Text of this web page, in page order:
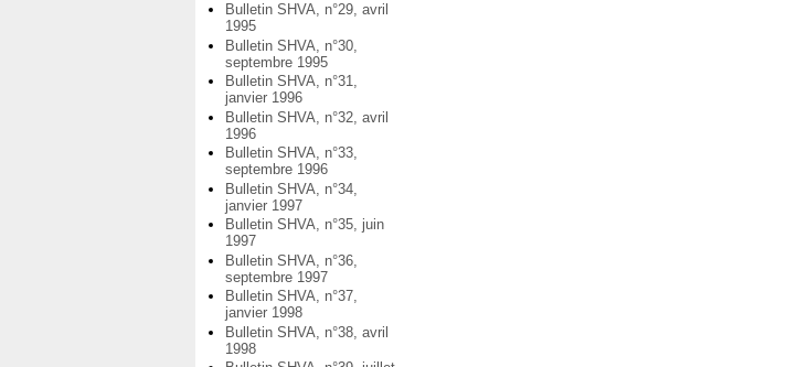
Bulletin SHVA, n°29, avril
1995
Bulletin SHVA, n°30,
septembre 1995
Bulletin SHVA, n°31,
janvier 1996
Bulletin SHVA, n°32, avril
1996
Bulletin SHVA, n°33,
septembre 1996
Bulletin SHVA, n°34,
janvier 1997
Bulletin SHVA, n°35, juin
1997
Bulletin SHVA, n°36,
septembre 1997
Bulletin SHVA, n°37,
janvier 1998
Bulletin SHVA, n°38, avril
1998